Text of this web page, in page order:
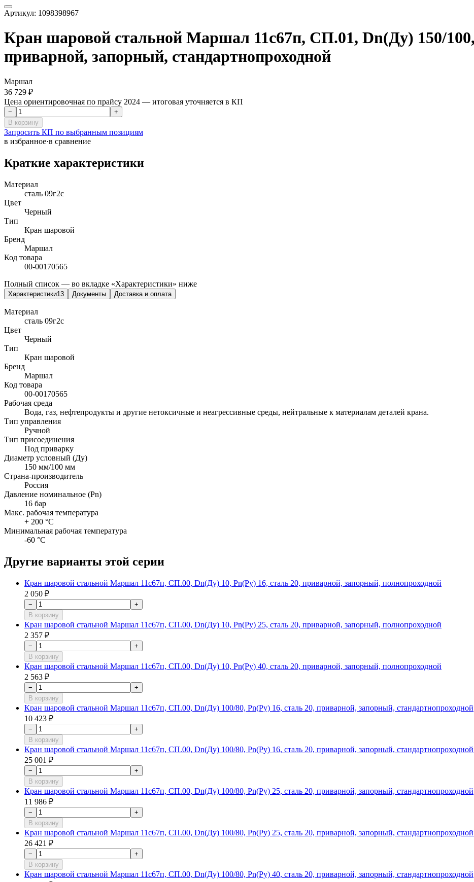
Артикул: 1098398967
Кран шаровой стальной Маршал 11с67п, СП.01, Dn(Ду) 150/
приварной, запорный, стандартнопроходной
Маршал
36 729 ₽
Цена ориентировочная по прайсу 2024 — итоговая уточняется в КП
−
+
В корзину
Запросить КП по выбранным позициям
в избранное·в сравнение
Краткие характеристики
Материал
сталь 09г2с
Цвет
Черный
Тип
Кран шаровой
Бренд
Маршал
Код товара
00-00170565
Полный список — во вкладке «Характеристики» ниже
Характеристики13 Документы Доставка и оплата
Материал
сталь 09г2с
Цвет
Черный
Тип
Кран шаровой
Бренд
Маршал
Код товара
00-00170565
Рабочая среда
Вода, газ, нефтепродукты и другие нетоксичные и неагрессивные среды, нейтральные к материалам деталей крана.
Тип управления
Ручной
Тип присоединения
Под приварку
Диаметр условный (Ду)
150 мм/100 мм
Страна-производитель
Россия
Давление номинальное (Pn)
16 бар
Макс. рабочая температура
+ 200 °C
Минимальная рабочая температура
-60 °C
Другие варианты этой серии
Кран шаровой стальной Маршал 11с67п, СП.00, Dn(Ду) 10, Рn(Ру) 16, сталь 20, приварной, запорный, полнопроходной
2 050 ₽
−
+
В корзину
Кран шаровой стальной Маршал 11с67п, СП.00, Dn(Ду) 10, Рn(Ру) 25, сталь 20, приварной, запорный, полнопроходной
2 357 ₽
−
+
В корзину
Кран шаровой стальной Маршал 11с67п, СП.00, Dn(Ду) 10, Рn(Ру) 40, сталь 20, приварной, запорный, полнопроходной
2 563 ₽
−
+
В корзину
Кран шаровой стальной Маршал 11с67п, СП.00, Dn(Ду) 100/80, Рn(Ру) 16, сталь 20, приварной, запорный, стандартнопроходной
10 423 ₽
−
+
В корзину
Кран шаровой стальной Маршал 11с67п, СП.00, Dn(Ду) 100/80, Рn(Ру) 16, сталь 20, приварной, запорный,
25 001 ₽
−
+
В корзину
Кран шаровой стальной Маршал 11с67п, СП.00, Dn(Ду) 100/80, Рn(Ру) 25, сталь 20, приварной, запорный, стандартнопроходной
11 986 ₽
−
+
В корзину
Кран шаровой стальной Маршал 11с67п, СП.00, Dn(Ду) 100/80, Рn(Ру) 25, сталь 20, приварной, запорный,
26 421 ₽
−
+
В корзину
Кран шаровой стальной Маршал 11с67п, СП.00, Dn(Ду) 100/80, Рn(Ру) 40, сталь 20, приварной, запорный, стандартнопроходной